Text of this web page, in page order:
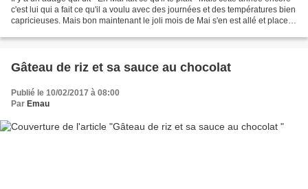
c'est lui qui a fait ce qu'il a voulu avec des journées et des températures bien
capricieuses. Mais bon maintenant le joli mois de Mai s'en est allé et place à
Gâteau de riz et sa sauce au chocolat
Publié le 10/02/2017 à 08:00
Par Emau